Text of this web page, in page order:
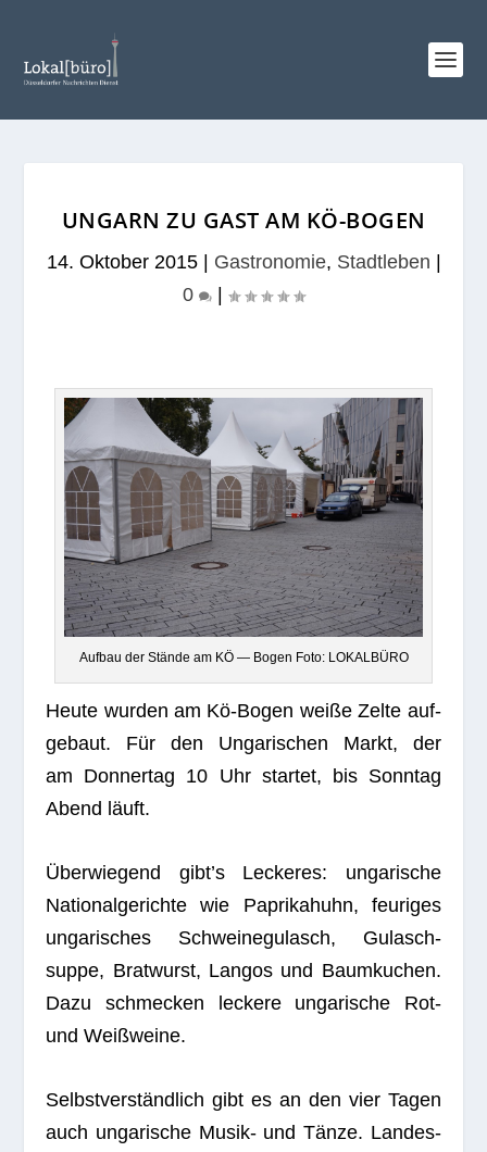
UNGARN ZU GAST AM KÖ-BOGEN
14. Oktober 2015| Gastronomie, Stadtleben
0
Auf­bau der Stände am KÖ — Bogen Foto: LOKALBÜRO
Heute wur­den am Kö-Bogen weiße Zelte auf­
ge­baut. Für den Unga­ri­schen Markt, der
am Don­ner­tag 10 Uhr star­tet, bis Sonn­tag
Abend läuft.
Über­wie­gend gibt’s Lecke­res: unga­ri­sche
Natio­nal­ge­richte wie Papri­ka­huhn, feu­ri­ges
unga­ri­sches Schwei­negu­lasch, Gulasch­
suppe, Brat­wurst, Lan­gos und Baum­ku­chen.
Dazu schme­cken leckere unga­ri­sche Rot-
und Weißweine.
Selbst­ver­ständ­lich gibt es an den vier Tagen
auch unga­ri­sche Musik- und Tänze. Lan­des­